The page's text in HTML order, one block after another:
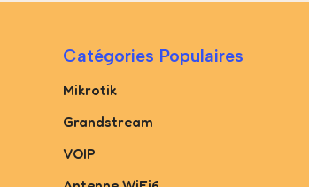
Catégories Populaires
Mikrotik
Grandstream
VOIP